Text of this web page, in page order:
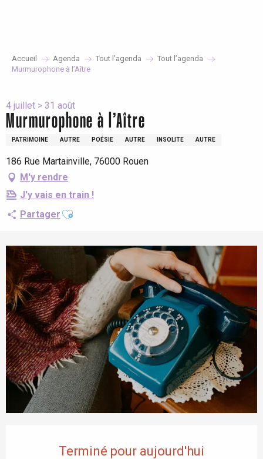
Accueil Agenda Tout l’agenda
Tout l’agenda
Murmurophone à l’Aître
4 juillet > 31 août
Murmurophone à l’Aître
PATRIMOINE AUTRE POÉSIE AUTRE INSOLITE AUTRE
186 Rue Martainville, 76000 Rouen
M'y rendre
J'y vais en train !
Partager Ajouter aux favoris
Terminé pour aujourd'hui